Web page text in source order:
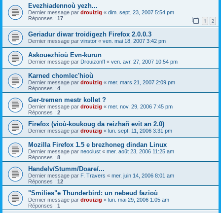
Evezhiadennoù yezh...
Dernier message par drouizig « dim. sept. 23, 2007 5:54 pm
Réponses : 17 1 2
Geriadur diwar troidigezh Firefox 2.0.0.3
Dernier message par vinstor « ven. mai 18, 2007 3:42 pm
Askouezhioù Evn-kurun
Dernier message par Drouizonff « ven. avr. 27, 2007 10:54 pm
Karned chomlec'hioù
Dernier message par drouizig « mer. mars 21, 2007 2:09 pm
Réponses : 4
Ger-tremen mestr kollet ?
Dernier message par drouizig « mer. nov. 29, 2006 7:45 pm
Réponses : 2
Firefox (vioù-koukoug da reizhañ evit an 2.0)
Dernier message par drouizig « lun. sept. 11, 2006 3:31 pm
Mozilla Firefox 1.5 e brezhoneg dindan Linux
Dernier message par neoclust « mer. août 23, 2006 11:25 am
Réponses : 8
Handelv/Stumm/Doare/...
Dernier message par F. Travers « mer. juin 14, 2006 8:01 am
Réponses : 12
"Smilies"e Thunderbird: un nebeud fazioù
Dernier message par drouizig « lun. mai 29, 2006 1:05 am
Réponses : 1